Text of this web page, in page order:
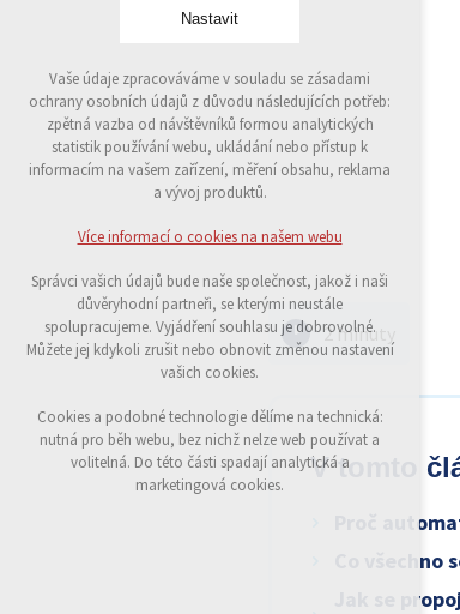
2 minuty
V tomto
Proč
Co
Jak se
Nastavit
Technická cookies
nutná pro provozování webu
udržení kontextu stránek (session): případná
přihlášení, volby jazyka, apod.
Volitelná cookies
analytická pro anonymizované vyhodnocení
návštěvnosti
marketingová cookies (Google)
Více informací o cookies na našem webu
Odmítnout vše
Vaše údaje zpracováváme v souladu se zásadami
ochrany osobních údajů z důvodu následujících potřeb:
zpětná vazba od návštěvníků formou analytických
statistik používání webu, ukládání nebo přístup k
informacím na vašem zařízení, měření obsahu, reklama
a vývoj produktů.
Více informací o cookies na našem webu
Správci vašich údajů bude naše společnost, jakož i naši
důvěryhodní partneři, se kterými neustále
spolupracujeme. Vyjádření souhlasu je dobrovolné.
Můžete jej kdykoli zrušit nebo obnovit změnou nastavení
vašich cookies.
Cookies a podobné technologie dělíme na technická:
nutná pro běh webu, bez nichž nelze web používat a
volitelná. Do této části spadají analytická a
marketingová cookies.